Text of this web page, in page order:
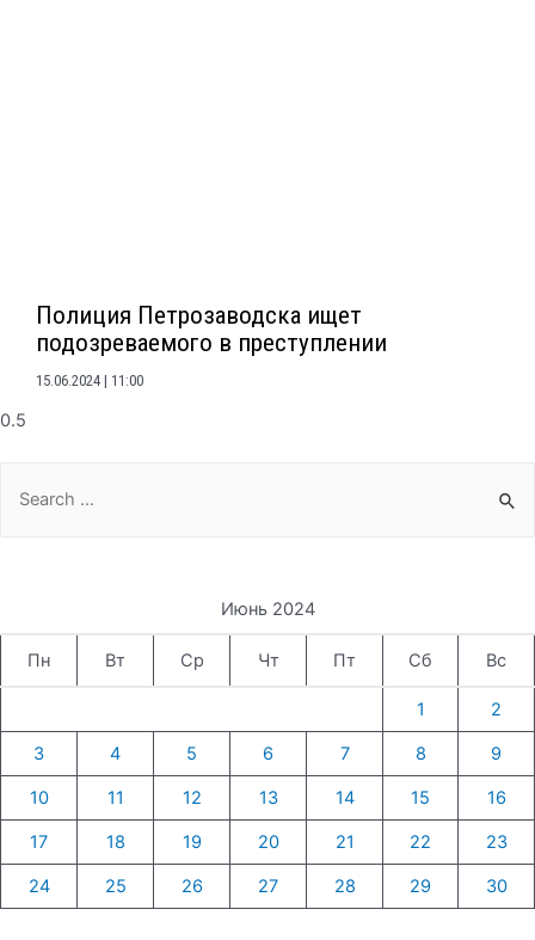
Полиция Петрозаводска ищет
подозреваемого в преступлении
15.06.2024 11:00
Июнь 2024
Пн Вт Ср Чт Пт Сб Вс
1 2
3 4 5 6 7 8 9
10 11 12 13 14 15 16
17 18 19 20 21 22 23
24 25 26 27 28 29 30